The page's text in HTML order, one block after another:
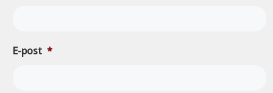
E-post *